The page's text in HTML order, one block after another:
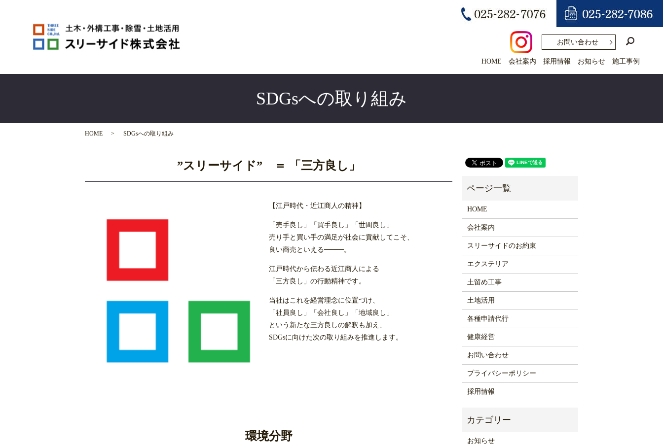
お問い合わせ
HOME 会社案内 採用情報 お知らせ 施工事例
SDGsへの取り組み
HOME SDGsへの取り組み
”スリーサイド” ＝ 「三方良し」
【江戸時代・近江商人の精神】
「売手良し」「買手良し」「世間良し」
売り手と買い手の満足が社会に貢献してこそ、
良い商売といえる────。
江戸時代から伝わる近江商人による
「三方良し」の行動精神です。
当社はこれを経営理念に位置づけ、
「社員良し」「会社良し」「地域良し」
という新たな三方良しの解釈も加え、
SDGsに向けた次の取り組みを推進します。
環境分野
HOME
会社案内
スリーサイドのお約束
エクステリア
土留め工事
土地活用
各種申請代行
健康経営
お問い合わせ
プライバシーポリシー
採用情報
お知らせ